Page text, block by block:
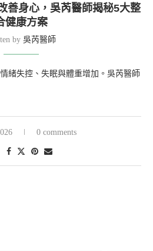
善身心，吳芮醫師揭秘5大整
健康方案
by 吳芮醫師
緒失控、失眠與體重增加。吳芮醫師
0 comments